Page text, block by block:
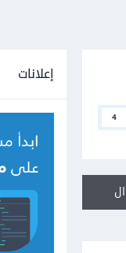
4
إعلانات